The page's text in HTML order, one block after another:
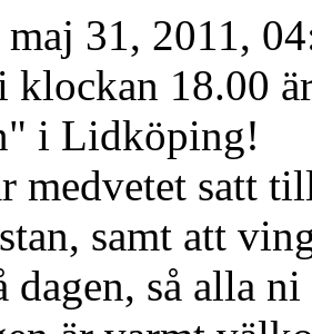
maj 31, 2011,
klockan 18.00
i Lidköping!
medvetet satt
samt att
dagen, så alla